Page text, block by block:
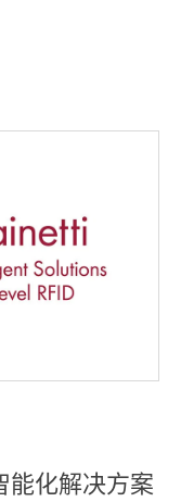
能化解决方案